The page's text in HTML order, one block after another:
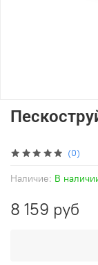
(0)
Наличие: В
8 159 руб